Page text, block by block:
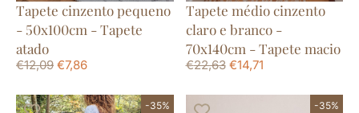
Tapete cinzento pequeno
- 50x100cm - Tapete
atado
€12,09 €7,86
Tapete médio cinzento
claro e branco -
70x140cm - Tapete macio
€22,63 €14,71
-35% -35%